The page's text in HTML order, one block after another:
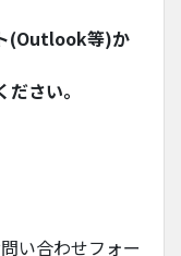
(Outlook等)か
さい。
い合わせフォー